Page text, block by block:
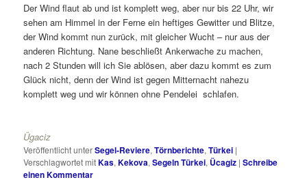
Der Wind flaut ab und ist komplett weg, aber nur bis 22 Uhr, wir
sehen am Himmel in der Ferne ein heftiges Gewitter und Blitze,
der Wind kommt nun zurück, mit gleicher Wucht – nur aus der
anderen Richtung. Nane beschließt Ankerwache zu machen,
nach 2 Stunden will ich Sie ablösen, aber dazu kommt es zum
Glück nicht, denn der Wind ist gegen Mitternacht nahezu
komplett weg und wir können ohne Pendelei schlafen.
Ügaciz
Veröffentlicht unterSegel-Reviere,Törnberichte,Türkei |
Verschlagwortet mitKas,Kekova,Segeln Türkei, Ücagiz |Schreibe
einen Kommentar